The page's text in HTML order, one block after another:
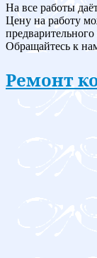
На все работы
Цену на работу
предварительного
Обращайтесь к
Ремонт